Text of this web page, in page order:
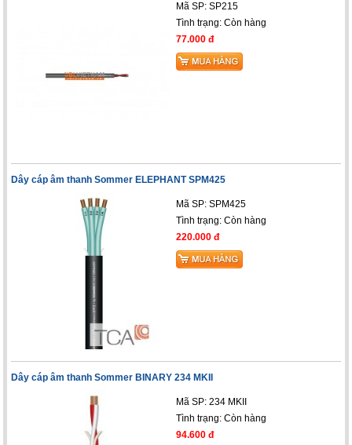
Mã SP: SP215
Tình trạng: Còn hàng
77.000 đ
Dây cáp âm thanh Sommer ELEPHANT SPM425
Mã SP: SPM425
Tình trạng: Còn hàng
220.000 đ
Dây cáp âm thanh Sommer BINARY 234 MKII
Mã SP: 234 MKII
Tình trạng: Còn hàng
94.600 đ